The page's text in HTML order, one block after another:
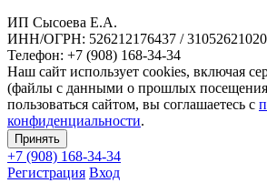
ИП Сысоева Е.А.
ИНН/ОГРН: 526212176437 /
Телефон: +7 (908) 168-34-34
Наш сайт использует cookies, включая
(файлы с данными о прошлых
пользоваться сайтом, вы соглашаетесь с
конфиденциальности.
Принять
+7 (908) 168-34-34
Регистрация Вход